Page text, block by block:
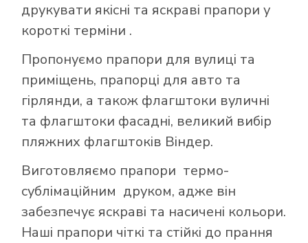
друкувати якісні та яскраві прапори у
короткі терміни .
Пропонуємо прапори для вулиці та
приміщень, прапорці для авто та
гірлянди, а також флагштоки вуличні
та флагштоки фасадні, великий вибір
пляжних флагштоків Віндер.
Виготовляємо прапори термо-
сублімаційним друком, адже він
забезпечує яскраві та насичені кольори.
Наші прапори чіткі та стійкі до прання